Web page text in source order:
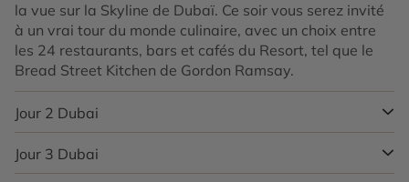
la vue sur la Skyline de Dubaï. Ce soir vous serez invité
à un vrai tour du monde culinaire, avec un choix entre
les 24 restaurants, bars et cafés du Resort, tel que le
Bread Street Kitchen de Gordon Ramsay.
Jour 2 Dubai
Après un passage à Saffron et son buffet des petits-
déjeuners du monde, un passage devant l’Ambassador
Jour 3 Dubai